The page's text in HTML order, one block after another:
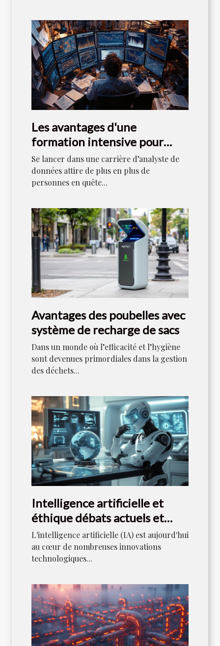
Les avantages d'une
formation intensive pour
devenir analyste de données
Se lancer dans une carrière d’analyste de
données attire de plus en plus de
personnes en quête...
Avantages des poubelles avec
système de recharge de sacs
Dans un monde où l’efficacité et l’hygiène
sont devenues primordiales dans la gestion
des déchets...
Intelligence artificielle et
éthique débats actuels et
régulations futures
L'intelligence artificielle (IA) est aujourd'hui
au cœur de nombreuses innovations
technologiques...